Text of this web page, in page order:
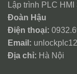
Lập trình PLC
Đoàn Hậu
Điện thoại:
Email:
Địa chỉ: Hà Nội